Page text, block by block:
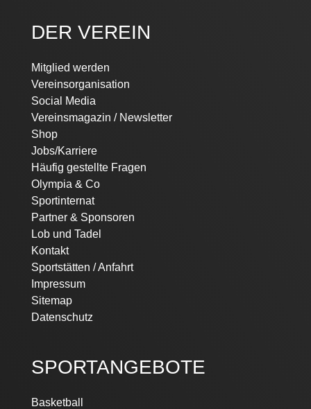
DER VEREIN
Navigation
überspringen
Mitglied werden
Vereinsorganisation
Social Media
Vereinsmagazin / Newsletter
Shop
Jobs/Karriere
Häufig gestellte Fragen
Olympia & Co
Sportinternat
Partner & Sponsoren
Lob und Tadel
Kontakt
Sportstätten / Anfahrt
Impressum
Sitemap
Datenschutz
SPORTANGEBOTE
Navigation
Basketball